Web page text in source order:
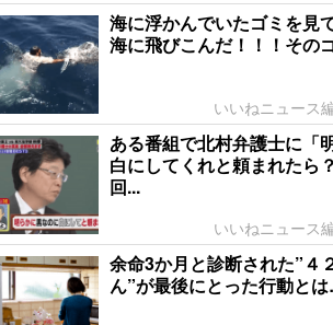
海に浮かんでいたゴミを見
海に飛びこんだ！！！その
いいねニュース
ある番組で北村弁護士に「
白にしてくれと頼まれたら
回...
いいねニュース
余命3か月と診断された”４
ん”が最後にとった行動と